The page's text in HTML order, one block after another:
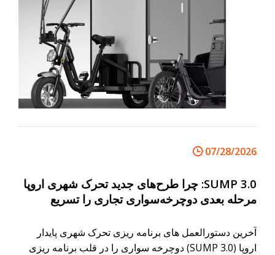
07/28/2026
SUMP 3.0: چرا طرح‌های جدید تحرک شهری اروپا
مرحله بعدی دوچرخه‌سواری تجاری را تسریع
آخرین دستورالعمل های برنامه ریزی تحرک شهری پایدار
اروپا (SUMP 3.0) دوچرخه سواری را در قلب برنامه ریزی